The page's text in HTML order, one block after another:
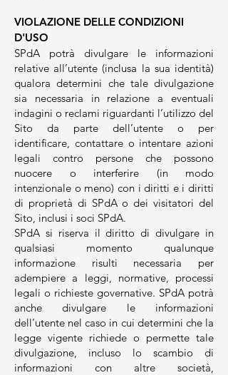
VIOLAZIONE DELLE CONDIZIONI
D'USO
SPdA potrà divulgare le informazioni
relative all’utente (inclusa la sua identità)
qualora determini che tale divulgazione
sia necessaria in relazione a eventuali
indagini o reclami riguardanti l’utilizzo del
Sito da parte dell’utente o per
identificare, contattare o intentare azioni
legali contro persone che possono
nuocere o interferire (in modo
intenzionale o meno) con i diritti e i diritti
di proprietà di SPdA o dei visitatori del
Sito, inclusi i soci SPdA.
SPdA si riserva il diritto di divulgare in
qualsiasi momento qualunque
informazione risulti necessaria per
adempiere a leggi, normative, processi
legali o richieste governative. SPdA potrà
anche divulgare le informazioni
dell’utente nel caso in cui determini che la
legge vigente richiede o permette tale
divulgazione, incluso lo scambio di
informazioni con altre società,